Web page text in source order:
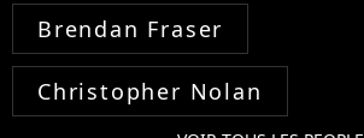
Brendan Fraser
Christopher Nolan